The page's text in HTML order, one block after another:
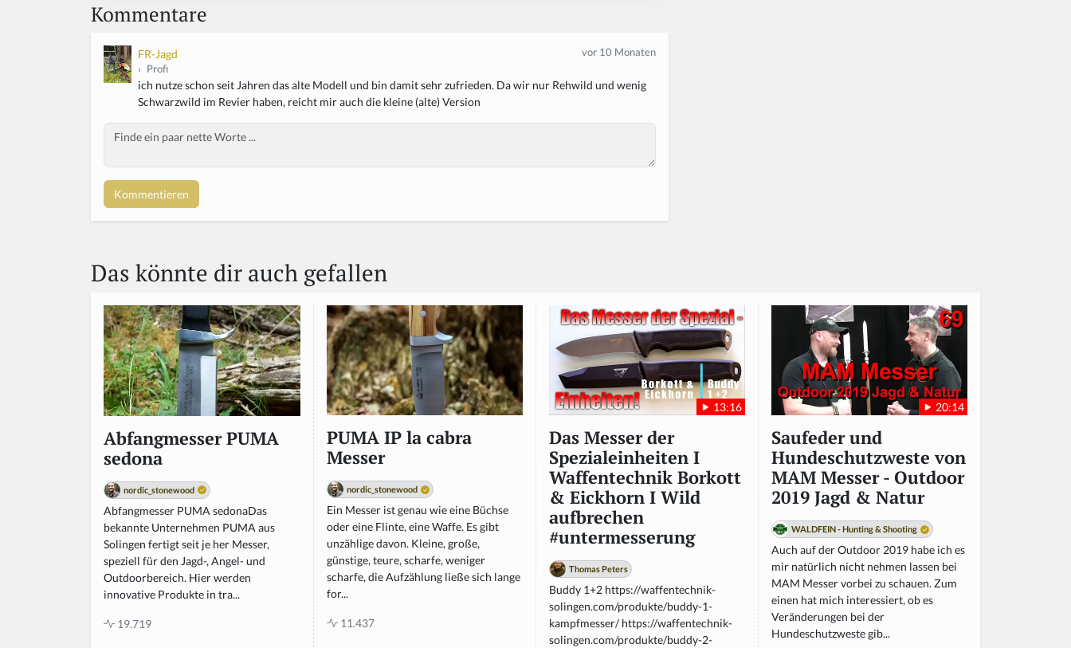
Kommentare
FR-Jagd
› Profi
vor 10 Monaten
ich nutze schon seit Jahren das alte Modell und bin damit sehr zufrieden. Da wir nur Rehwild und wenig
Schwarzwild im Revier haben, reicht mir auch die kleine (alte) Version
Body
Das könnte dir auch gefallen
Abfangmesser PUMA
sedona
nordic_stonewood
Abfangmesser PUMA sedonaDas
bekannte Unternehmen PUMA aus
Solingen fertigt seit je her Messer,
speziell für den Jagd-, Angel- und
Outdoorbereich. Hier werden
innovative Produkte in tra...
19.719
PUMA IP la cabra
Messer
nordic_stonewood
Ein Messer ist genau wie eine Büchse
oder eine Flinte, eine Waffe. Es gibt
unzählige davon. Kleine, große,
günstige, teure, scharfe, weniger
scharfe, die Aufzählung ließe sich lange
for...
11.437
13:16
Das Messer der
Spezialeinheiten I
Waffentechnik Borkott
& Eickhorn I Wild
aufbrechen
#untermesserung
Thomas Peters
Buddy 1+2 https://waffentechnik-
solingen.com/produkte/buddy-1-
kampfmesser/ https://waffentechnik-
solingen.com/produkte/buddy-2-
20:14
Saufeder und
Hundeschutzweste von
MAM Messer - Outdoor
2019 Jagd & Natur
WALDFEIN - Hunting & Shooting
Auch auf der Outdoor 2019 habe ich es
mir natürlich nicht nehmen lassen bei
MAM Messer vorbei zu schauen. Zum
einen hat mich interessiert, ob es
Veränderungen bei der
Hundeschutzweste gib...